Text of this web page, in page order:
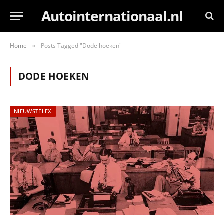
Autointernationaal.nl
Home » Posts Tagged "Dode hoeken"
DODE HOEKEN
NIEUWSTELEX